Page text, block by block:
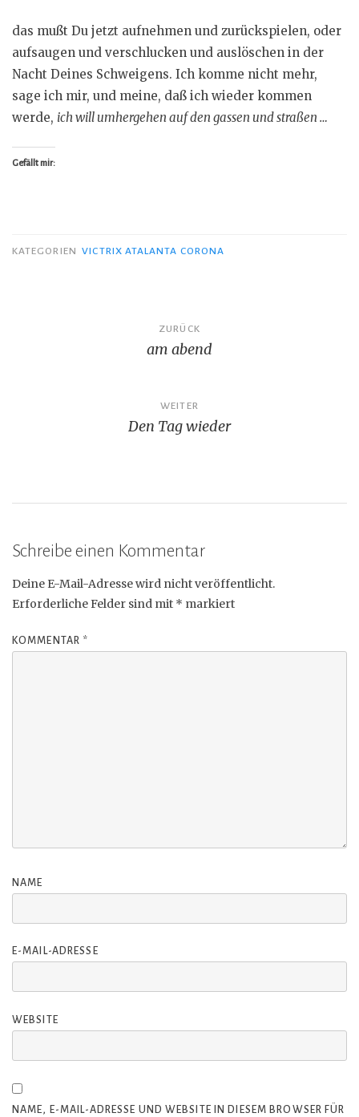
das mußt Du jetzt aufnehmen und zurückspielen, oder
aufsaugen und verschlucken und auslöschen in der
Nacht Deines Schweigens. Ich komme nicht mehr,
sage ich mir, und meine, daß ich wieder kommen
werde, ich will umhergehen auf den gassen und straßen …
Gefällt mir:
KATEGORIEN VICTRIX ATALANTA CORONA
Beitragsnavigation
ZURÜCK
am abend
WEITER
Den Tag wieder
Schreibe einen Kommentar
Deine E-Mail-Adresse wird nicht veröffentlicht.
Erforderliche Felder sind mit * markiert
KOMMENTAR *
NAME
E-MAIL-ADRESSE
WEBSITE
NAME, E-MAIL-ADRESSE UND WEBSITE IN DIESEM BROWSER FÜR